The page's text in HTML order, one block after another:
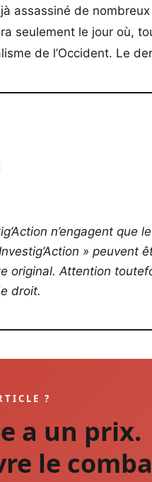
assassiné de
seulement le jour où,
de l’Occident. Le
n’engagent que
» peuvent
original. Attention
droit.
?
a un prix.
le